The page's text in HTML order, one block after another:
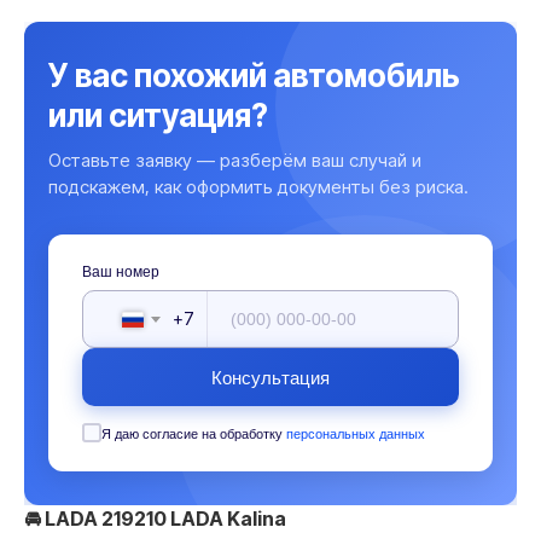
У вас похожий автомобиль
или ситуация?
Оставьте заявку — разберём ваш случай и
подскажем, как оформить документы без риска.
Ваш номер
+7
Консультация
Я даю согласие на обработку персональных данных
🚘 LADA 219210 LADA Kalina